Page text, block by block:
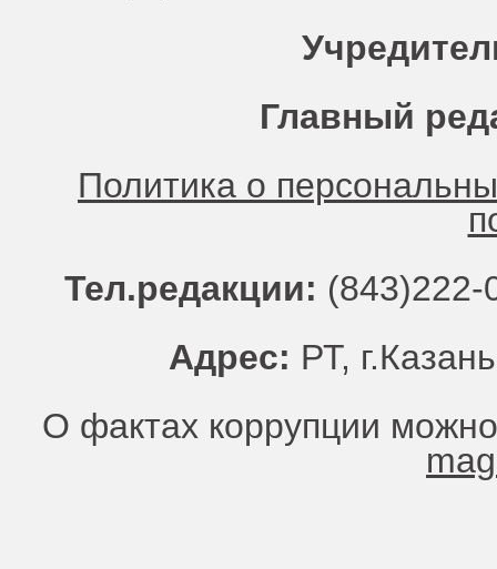
Главный
Политика о
Тел.редакции:
Адрес: РТ,
О фактах коррупции